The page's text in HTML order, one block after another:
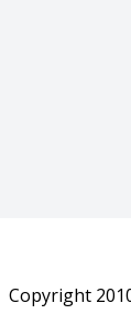
Copyright